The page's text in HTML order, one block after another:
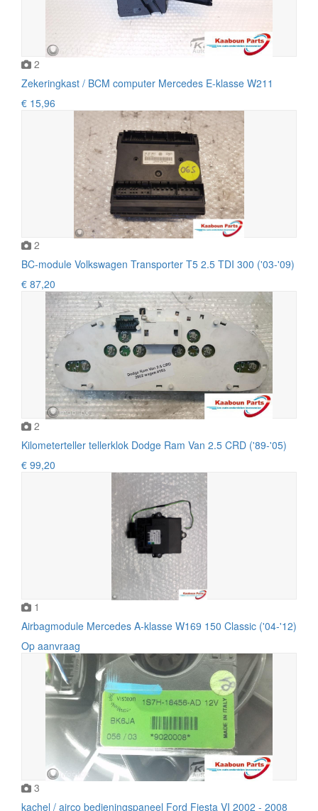
2
Zekeringkast / BCM computer Mercedes E-klasse W211
€ 15,96
2
BC-module Volkswagen Transporter T5 2.5 TDI 300 ('03-'09)
€ 87,20
2
Kilometerteller tellerklok Dodge Ram Van 2.5 CRD ('89-'05)
€ 99,20
1
Airbagmodule Mercedes A-klasse W169 150 Classic ('04-'12)
Op aanvraag
3
kachel / airco bedieningspaneel Ford Fiesta VI 2002 - 2008